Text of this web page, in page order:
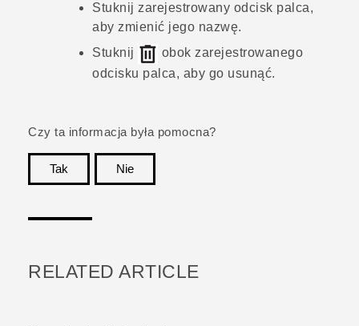
Stuknij zarejestrowany odcisk palca,
aby zmienić jego nazwę.
Stuknij
obok zarejestrowanego
odcisku palca, aby go usunąć.
Czy ta informacja była pomocna?
Tak
Nie
RELATED ARTICLE